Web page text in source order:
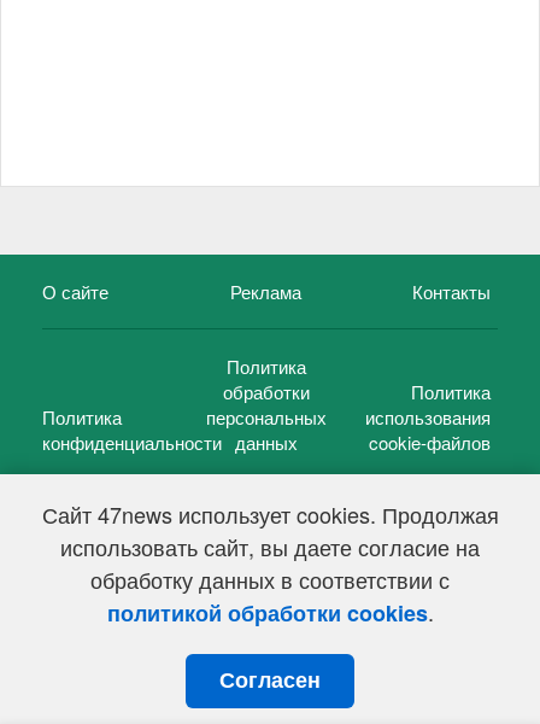
Сайт 47news использует cookies. Продолжая
использовать сайт, вы даете согласие на
обработку данных в соответствии с
политикой обработки cookies.
Согласен
О сайте Реклама Контакты
Политика
конфиденциальности
Политика
обработки
персональных
данных
Политика
использования
cookie-файлов
47 новостей (47 news)2005 — 2026 г.
Свидетельство о регистрации СМИ Эл № ФС 77-39848, выдано
Федеральной службой по надзору в сфере связи,
информационных технологий и массовых коммуникаций